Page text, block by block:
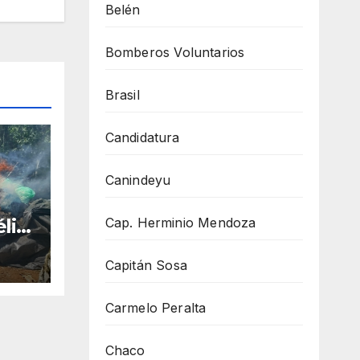
e
Belén
Bomberos Voluntarios
Brasil
Candidatura
Canindeyu
Cap. Herminio Mendoza
Capitán Sosa
Carmelo Peralta
Chaco